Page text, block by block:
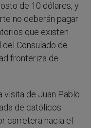
de 10 dólares, y
no deberán pagar
que existen
Consulado de
fronteriza de
visita de Juan Pablo
de católicos
carretera hacia el